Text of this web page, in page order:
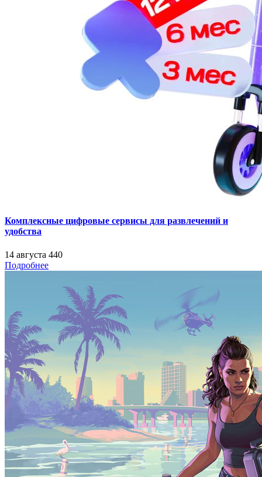
Комплексные цифровые сервисы для развлечений и
удобства
14 августа 440
Подробнее